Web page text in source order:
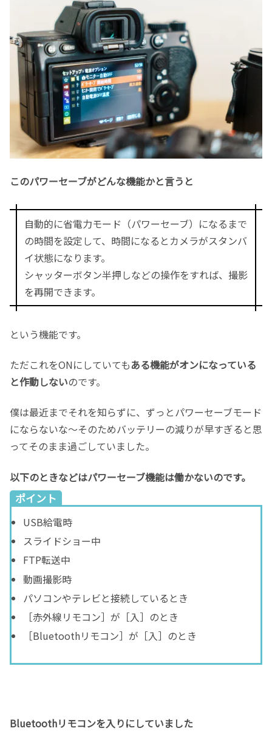
このパワーセーブがどんな機能かと言うと
自動的に省電力モード（パワーセーブ）になるまで
の時間を設定して、時間になるとカメラがスタンバ
イ状態になります。
シャッターボタン半押しなどの操作をすれば、撮影
を再開できます。
という機能です。
ただこれをONにしていてもある機能がオンになっている
と作動しないのです。
僕は最近までそれを知らずに、ずっとパワーセーブモード
にならないな〜そのためバッテリーの減りが早すぎると思
ってそのまま過ごしていました。
以下のときなどはパワーセーブ機能は働かないのです。
ポイント
USB給電時
スライドショー中
FTP転送中
動画撮影時
パソコンやテレビと接続しているとき
［赤外線リモコン］が ［入］ のとき
［Bluetoothリモコン］が ［入］ のとき
Bluetoothリモコンを入りにしていました